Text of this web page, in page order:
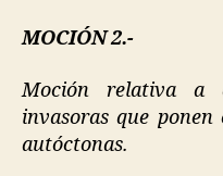
MOCIÓN 2.-
Moción relativa a
invasoras que
autóctonas.